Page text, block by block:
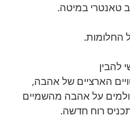
טאנטרי במיטה.
החלומות.
להבין
הארציים של אהבה,
על אהבה מהשמיים
רוח חדשה.